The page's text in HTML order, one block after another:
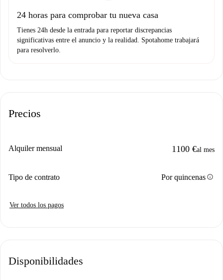
24 horas para comprobar tu nueva casa
Tienes 24h desde la entrada para reportar discrepancias
significativas entre el anuncio y la realidad. Spotahome trabajará
para resolverlo.
Precios
Alquiler mensual 1100 €al mes
Tipo de contrato Por quincenasinfo
Ver todos los pagos
Disponibilidades